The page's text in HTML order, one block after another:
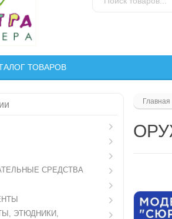
ТОВАРОВ
СРЕДСТВА
ЭТЮДНИКИ,
Главная